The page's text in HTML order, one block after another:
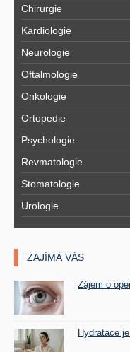
Chirurgie
Kardiologie
Neurologie
Oftalmologie
Onkologie
Ortopedie
Psychologie
Revmatologie
Stomatologie
Urologie
ZAJÍMÁ VÁS
Zájem o
Hydratace